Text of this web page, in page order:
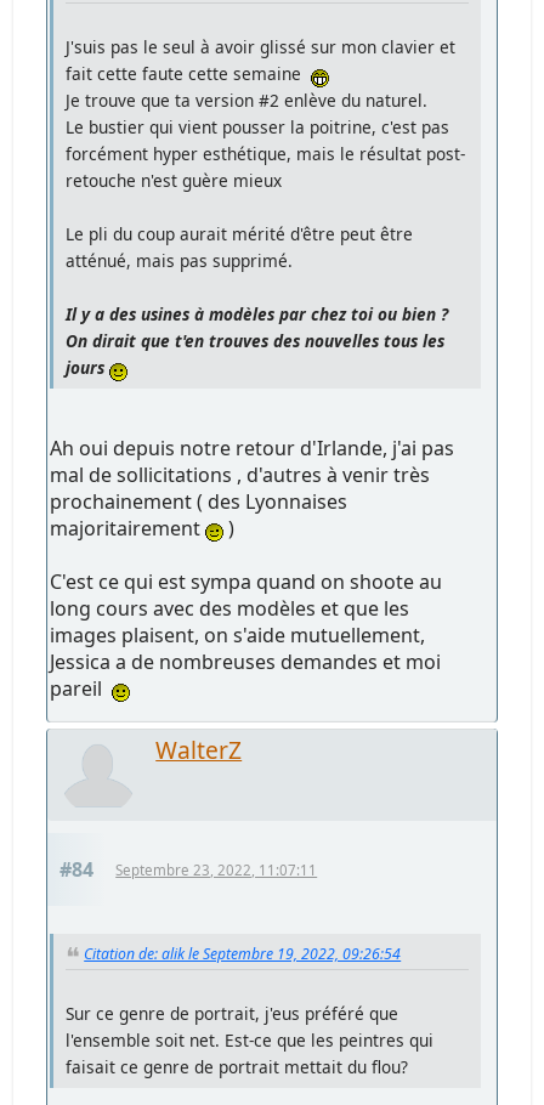
J'suis pas le seul à avoir glissé sur mon clavier et
fait cette faute cette semaine
Je trouve que ta version #2 enlève du naturel.
Le bustier qui vient pousser la poitrine, c'est pas
forcément hyper esthétique, mais le résultat post-
retouche n'est guère mieux
Le pli du coup aurait mérité d'être peut être
atténué, mais pas supprimé.
Il y a des usines à modèles par chez toi ou bien ?
On dirait que t'en trouves des nouvelles tous les
jours
Ah oui depuis notre retour d'Irlande, j'ai pas
mal de sollicitations , d'autres à venir très
prochainement ( des Lyonnaises
majoritairement
)
C'est ce qui est sympa quand on shoote au
long cours avec des modèles et que les
images plaisent, on s'aide mutuellement,
Jessica a de nombreuses demandes et moi
pareil
WalterZ
#84 Septembre 23, 2022, 11:07:11
Citation de: alik le Septembre 19, 2022, 09:26:54
Sur ce genre de portrait, j'eus préféré que
l'ensemble soit net. Est-ce que les peintres qui
faisait ce genre de portrait mettait du flou?